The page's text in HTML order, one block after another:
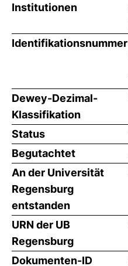
Institutionen
Identifikationsnummer
Dewey-Dezimal-
Klassifikation
Status
Begutachtet
An der Universität
Regensburg
entstanden
URN der UB
Regensburg
Dokumenten-ID